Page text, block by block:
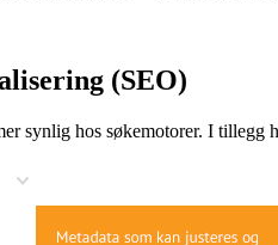
(SEO)
synlig hos søkemotorer. I tillegg